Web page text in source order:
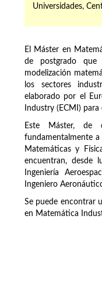
Universidades,
El Máster en
de postgrado
modelización
los sectores
elaborado por el
Industry (ECMI)
Este Máster, de
fundamentalmente a
Matemáticas y
encuentran, desde
Ingeniería
Ingeniero
Se puede encontrar
en Matemática